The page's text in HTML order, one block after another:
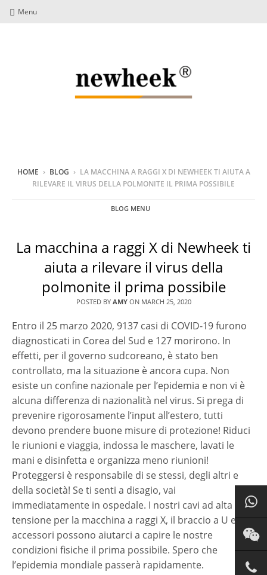
Menu
HOME › BLOG › LA MACCHINA A RAGGI X DI NEWHEEK TI AIUTA A
RILEVARE IL VIRUS DELLA POLMONITE IL PRIMA POSSIBILE
BLOG MENU
La macchina a raggi X di Newheek ti
aiuta a rilevare il virus della
polmonite il prima possibile
POSTED BY AMYON MARCH 25, 2020
Entro il 25 marzo 2020, 9137 casi di COVID-19 furono
diagnosticati in Corea del Sud e 127 morirono. In
effetti, per il governo sudcoreano, è stato ben
controllato, ma la situazione è ancora cupa. Non
esiste un confine nazionale per l’epidemia e non vi è
alcuna differenza di nazionalità nel virus. Si prega di
prevenire rigorosamente l’input all’estero, tutti
devono prendere buone misure di protezione! Riduci
le riunioni e viaggia, indossa le maschere, lavati le
mani e disinfetta e organizza meno riunioni!
Proteggersi è responsabile di se stessi, degli altri e
della società! Se ti senti a disagio, vai
immediatamente in ospedale. I nostri cavi ad alta
tensione per la macchina a raggi X, il braccio a U e gli
accessori possono aiutarci a capire le nostre
condizioni fisiche il prima possibile. Spero che
l’epidemia mondiale passerà rapidamente.